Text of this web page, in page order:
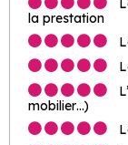
la prestation
mobilier…)